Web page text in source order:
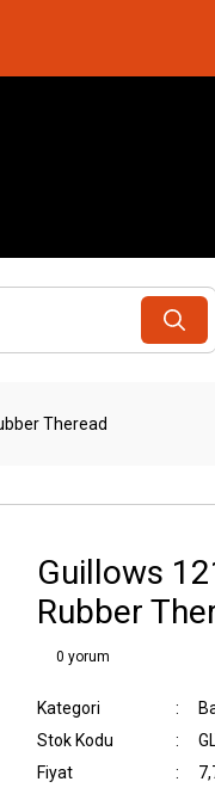
Theread
Guillows
Rubber
0 yorum
Kategori
Stok Kodu
Fiyat